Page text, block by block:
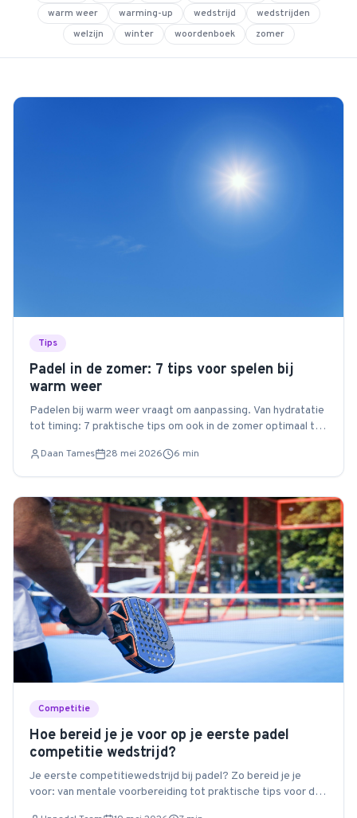
warm weer
warming-up wedstrijd
wedstrijden
welzijn
winter woordenboek zomer
Tips
Padel in de zomer: 7 tips voor spelen bij
warm weer
Padelen bij warm weer vraagt om aanpassing. Van hydratatie
tot timing: 7 praktische tips om ook in de zomer optimaal te
Daan Tames 28 mei 2026 6 min
Competitie
Hoe bereid je je voor op je eerste padel
competitie wedstrijd?
Je eerste competitiewedstrijd bij padel? Zo bereid je je
voor: van mentale voorbereiding tot praktische tips voor de